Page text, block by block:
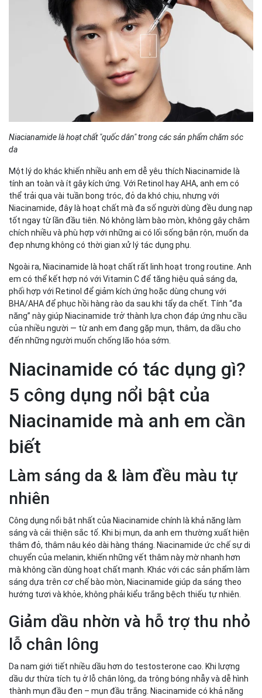
Niacianamide là hoạt chất "quốc dân" trong các sản phẩm chăm sóc
da
Một lý do khác khiến nhiều anh em dễ yêu thích Niacinamide là
tính an toàn và ít gây kích ứng. Với Retinol hay AHA, anh em có
thể trải qua vài tuần bong tróc, đỏ da khó chịu, nhưng với
Niacinamide, đây là hoạt chất mà đa số người dùng đều dung nạp
tốt ngay từ lần đầu tiên. Nó không làm bào mòn, không gây châm
chích nhiều và phù hợp với những ai có lối sống bận rộn, muốn da
đẹp nhưng không có thời gian xử lý tác dụng phụ.
Ngoài ra, Niacinamide là hoạt chất rất linh hoạt trong routine. Anh
em có thể kết hợp nó với Vitamin C để tăng hiệu quả sáng da,
phối hợp với Retinol để giảm kích ứng hoặc dùng chung với
BHA/AHA để phục hồi hàng rào da sau khi tẩy da chết. Tính “đa
năng” này giúp Niacinamide trở thành lựa chọn đáp ứng nhu cầu
của nhiều người — từ anh em đang gặp mụn, thâm, da dầu cho
đến những người muốn chống lão hóa sớm.
Niacinamide có tác dụng gì?
5 công dụng nổi bật của
Niacinamide mà anh em cần
biết
Làm sáng da & làm đều màu tự
nhiên
Công dụng nổi bật nhất của Niacinamide chính là khả năng làm
sáng và cải thiện sắc tố. Khi bị mụn, da anh em thường xuất hiện
thâm đỏ, thâm nâu kéo dài hàng tháng. Niacinamide ức chế sự di
chuyển của melanin, khiến những vết thâm này mờ nhanh hơn
mà không cần dùng hoạt chất mạnh. Khác với các sản phẩm làm
sáng dựa trên cơ chế bào mòn, Niacinamide giúp da sáng theo
hướng tươi và khỏe, không phải kiểu trắng bệch thiếu tự nhiên.
Giảm dầu nhờn và hỗ trợ thu nhỏ
lỗ chân lông
Da nam giới tiết nhiều dầu hơn do testosterone cao. Khi lượng
dầu dư thừa tích tụ ở lỗ chân lông, da trông bóng nhẫy và dễ hình
thành mụn đầu đen – mụn đầu trắng. Niacinamide có khả năng